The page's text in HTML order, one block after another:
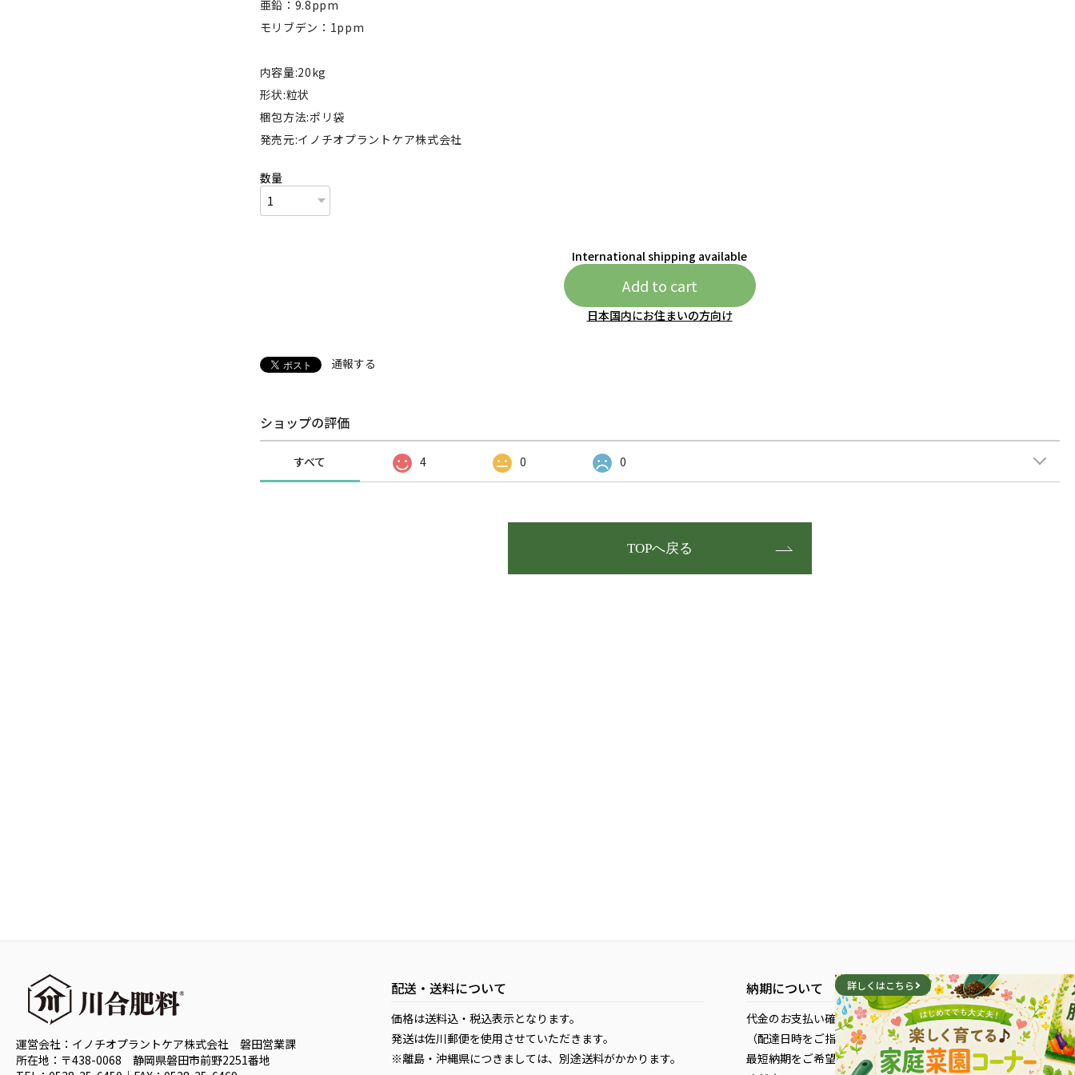
詳しくはこちら
亜鉛：9.8ppm
モリブデン：1ppm
内容量:20kg
形状:粒状
梱包方法:ポリ袋
発売元:イノチオプラントケア株式会社
数量
International shipping available
Add to cart
日本国内にお住まいの方向け
通報する
ショップの評価
すべて 4 0 0
TOPへ戻る
運営会社：イノチオプラントケア株式会社 磐田営業課
所在地：〒438-0068 静岡県磐田市前野2251番地
配送・送料について
価格は送料込・税込表示となります。
発送は佐川郵便を使用させていただきます。
※離島・沖縄県につきましては、別途送料がかかります。
納期について
代金のお支払い確定後、5営業日以内に発送いたします。
（配達日時をご指定している場合を除く）
最短納期をご希望のお客様は、配送日時を指定せずにご注文